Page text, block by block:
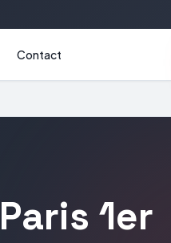
Contact
Paris 1er